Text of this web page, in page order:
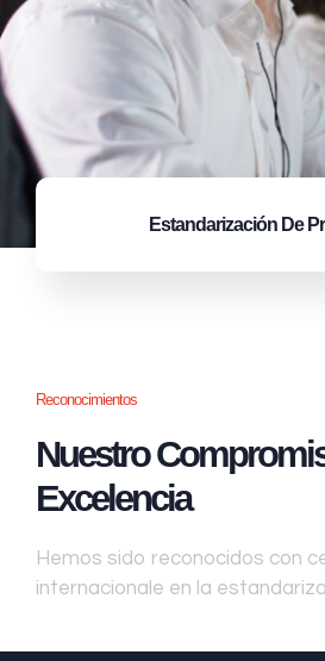
Estandarización De
Reconocimientos
Nuestro
Excelencia
Hemos sido reconocidos con
internacionale en la